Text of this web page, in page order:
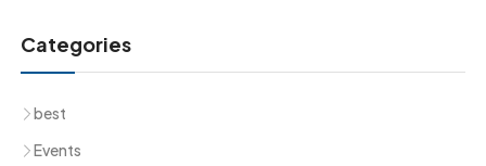
Categories
best
Events